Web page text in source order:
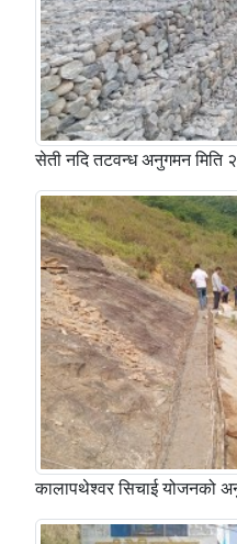
सेती नदि तटवन्ध अनुगमन मिति
कालापथेश्वर सिचाई योजनको